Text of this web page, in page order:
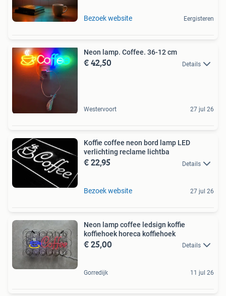
Bezoek website Eergisteren
Neon lamp. Coffee. 36-12 cm
€ 42,50 Details
Westervoort 27 jul 26
Koffie coffee neon bord lamp LED
verlichting reclame lichtba
€ 22,95 Details
Bezoek website 27 jul 26
Neon lamp coffee ledsign koffie
koffiehoek horeca koffiehoek
€ 25,00 Details
Gorredijk 11 jul 26